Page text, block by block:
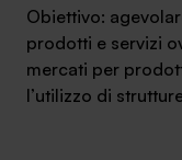
Obiettivo:
prodotti e servizi
mercati per
l’utilizzo di